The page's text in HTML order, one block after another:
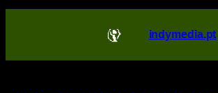
Saltar
conteúdo
indymedia.pt